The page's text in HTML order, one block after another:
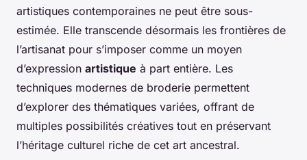
artistiques contemporaines ne peut être sous-
estimée. Elle transcende désormais les frontières de
l’artisanat pour s’imposer comme un moyen
d’expression artistique à part entière. Les
techniques modernes de broderie permettent
d’explorer des thématiques variées, offrant de
multiples possibilités créatives tout en préservant
l’héritage culturel riche de cet art ancestral.